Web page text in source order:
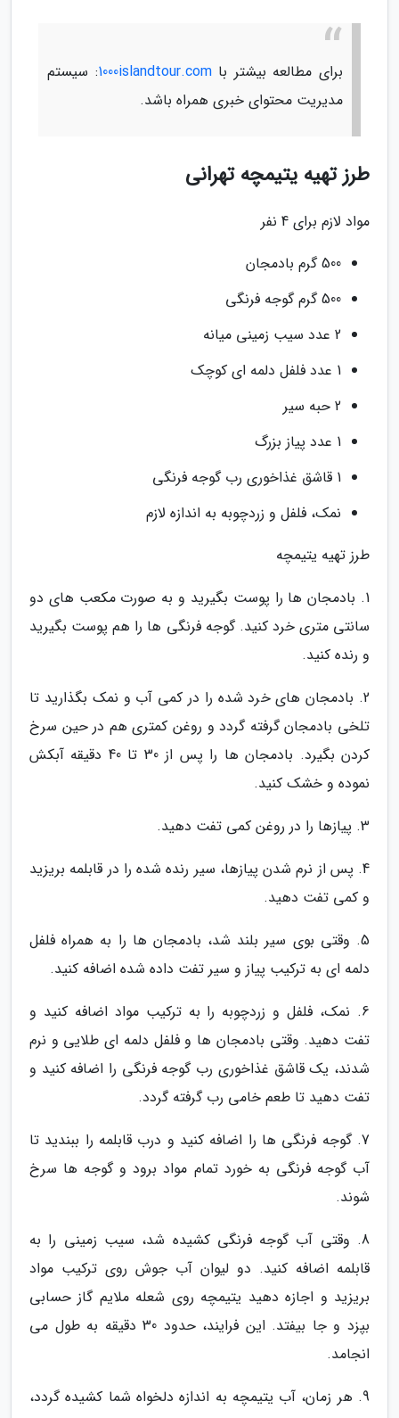
برای مطالعه بیشتر با1000islandtour.com: سیستم
مدیریت محتوای خبری همراه باشد.
طرز تهیه یتیمچه تهرانی
مواد لازم برای 4 نفر
500 گرم بادمجان
500 گرم گوجه فرنگی
2 عدد سیب زمینی میانه
1 عدد فلفل دلمه ای کوچک
2 حبه سیر
1 عدد پیاز بزرگ
1 قاشق غذاخوری رب گوجه فرنگی
نمک، فلفل و زردچوبه به اندازه لازم
طرز تهیه یتیمچه
1. بادمجان ها را پوست بگیرید و به صورت مکعب های دو
سانتی متری خرد کنید. گوجه فرنگی ها را هم پوست بگیرید
و رنده کنید.
2. بادمجان های خرد شده را در کمی آب و نمک بگذارید تا
تلخی بادمجان گرفته گردد و روغن کمتری هم در حین سرخ
کردن بگیرد. بادمجان ها را پس از 30 تا 40 دقیقه آبکش
نموده و خشک کنید.
3. پیازها را در روغن کمی تفت دهید.
4. پس از نرم شدن پیازها، سیر رنده شده را در قابلمه بریزید
و کمی تفت دهید.
5. وقتی بوی سیر بلند شد، بادمجان ها را به همراه فلفل
دلمه ای به ترکیب پیاز و سیر تفت داده شده اضافه کنید.
6. نمک، فلفل و زردچوبه را به ترکیب مواد اضافه کنید و
تفت دهید. وقتی بادمجان ها و فلفل دلمه ای طلایی و نرم
شدند، یک قاشق غذاخوری رب گوجه فرنگی را اضافه کنید و
تفت دهید تا طعم خامی رب گرفته گردد.
7. گوجه فرنگی ها را اضافه کنید و درب قابلمه را ببندید تا
آب گوجه فرنگی به خورد تمام مواد برود و گوجه ها سرخ
شوند.
8. وقتی آب گوجه فرنگی کشیده شد، سیب زمینی را به
قابلمه اضافه کنید. دو لیوان آب جوش روی ترکیب مواد
بریزید و اجازه دهید یتیمچه روی شعله ملایم گاز حسابی
بپزد و جا بیفتد. این فرایند، حدود 30 دقیقه به طول می
انجامد.
9. هر زمان، آب یتیمچه به اندازه دلخواه شما کشیده گردد،